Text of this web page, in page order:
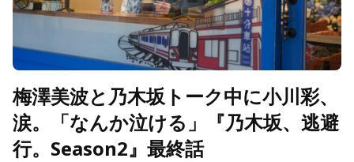
梅澤美波と乃木坂トーク中に小川彩、
涙。「なんか泣ける」『乃木坂、逃避
行。Season2』最終話